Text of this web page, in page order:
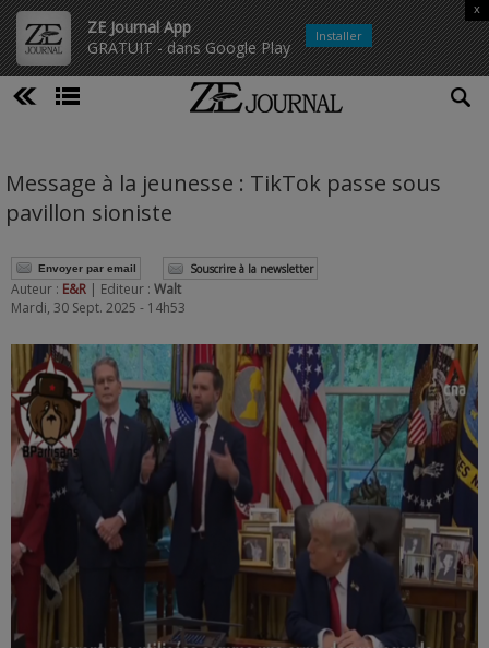
ZE Journal App
GRATUIT - dans Google Play
x
Installer
Message à la jeunesse : TikTok passe sous
pavillon sioniste
Envoyer par email Souscrire à la newsletter
Auteur : E&R | Editeur : Walt
Mardi, 30 Sept. 2025 - 14h53